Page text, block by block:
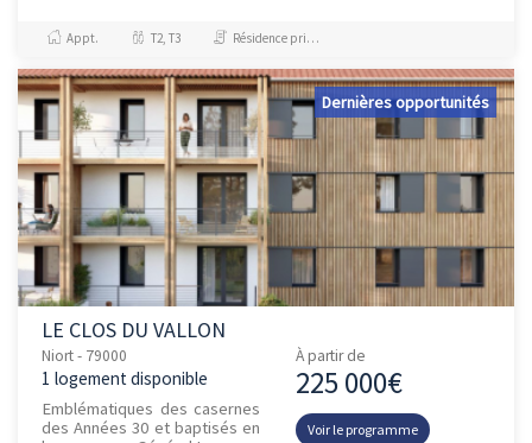
contemporaines. Pensé pour
le conf...
Appt. T2, T3 Résidence principale / PTZ
Dernières opportunités
LE CLOS DU VALLON
Niort - 79000
1 logement disponible
Emblématiques des casernes
des Années 30 et baptisés en
À partir de
225 000€
Voir le programme